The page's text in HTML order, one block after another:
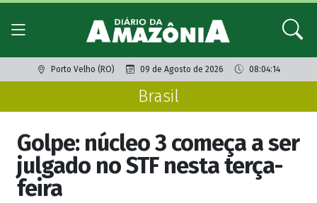
Porto Velho (RO) 09 de Agosto de 2026 08:04:14
Brasil
Golpe: núcleo 3 começa a ser
julgado no STF nesta terça-
feira